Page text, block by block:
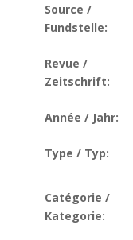
Source /
Fundstelle:
Revue /
Zeitschrift:
Année / Jahr:
Type / Typ:
Catégorie /
Kategorie: